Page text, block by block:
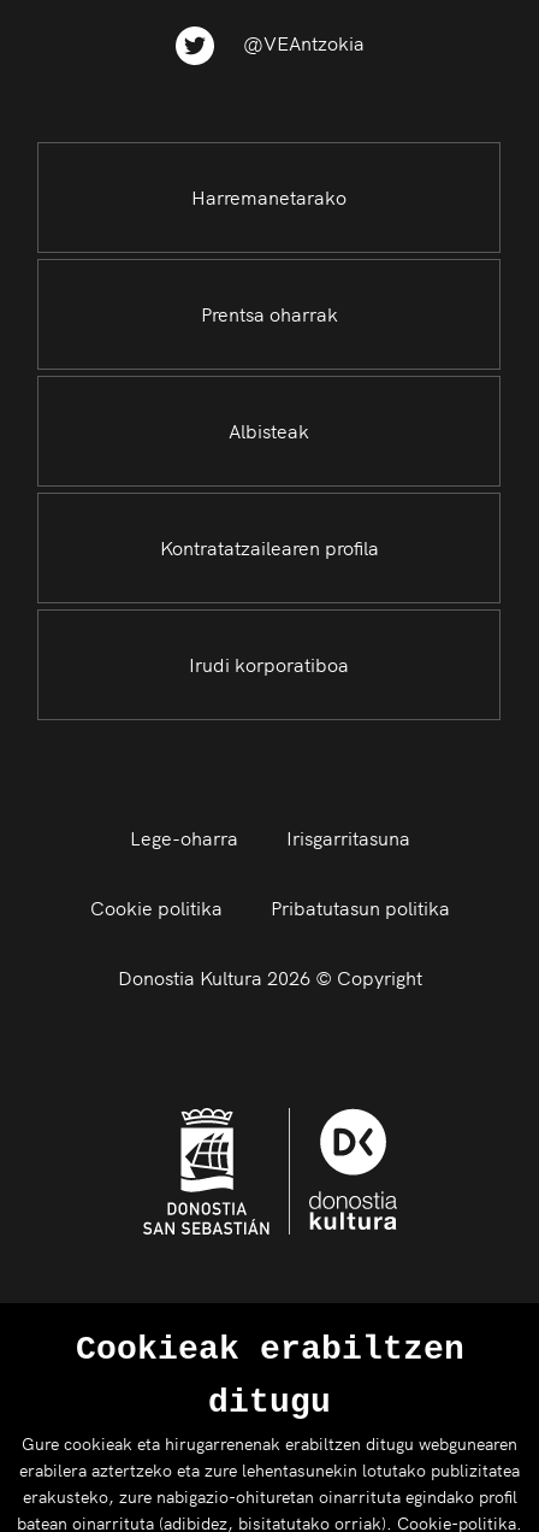
@VEAntzokia
Harremanetarako
Prentsa oharrak
Albisteak
Kontratatzailearen profila
Irudi korporatiboa
Lege-oharra Irisgarritasuna
Cookie politika Pribatutasun politika
Donostia Kultura 2026 © Copyright
Cookieak erabiltzen
ditugu
Gure cookieak eta hirugarrenenak erabiltzen ditugu webgunearen
erabilera aztertzeko eta zure lehentasunekin lotutako publizitatea
erakusteko, zure nabigazio-ohituretan oinarrituta egindako profil
batean oinarrituta (adibidez, bisitatutako orriak). Cookie-politika.